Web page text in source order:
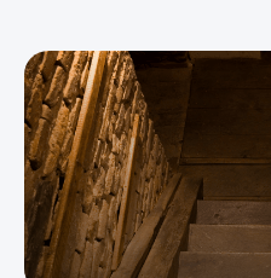
aménager des zones
de bricolage, stockage,
buanderie, voire